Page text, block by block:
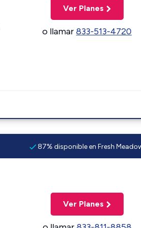
Ver Planes
o llamar833-513-4720
87% disponible en Fresh
Ver Planes